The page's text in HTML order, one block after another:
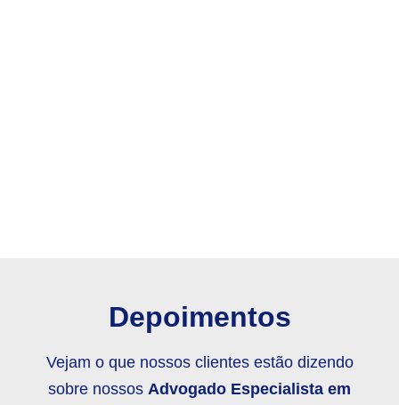
Depoimentos
Vejam o que nossos clientes estão dizendo
sobre nossos Advogado Especialista em